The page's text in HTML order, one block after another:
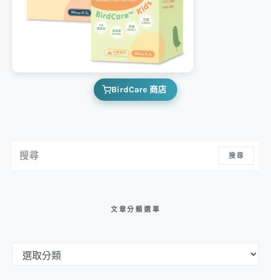
BirdCare 商店
搜尋
文章分類選單